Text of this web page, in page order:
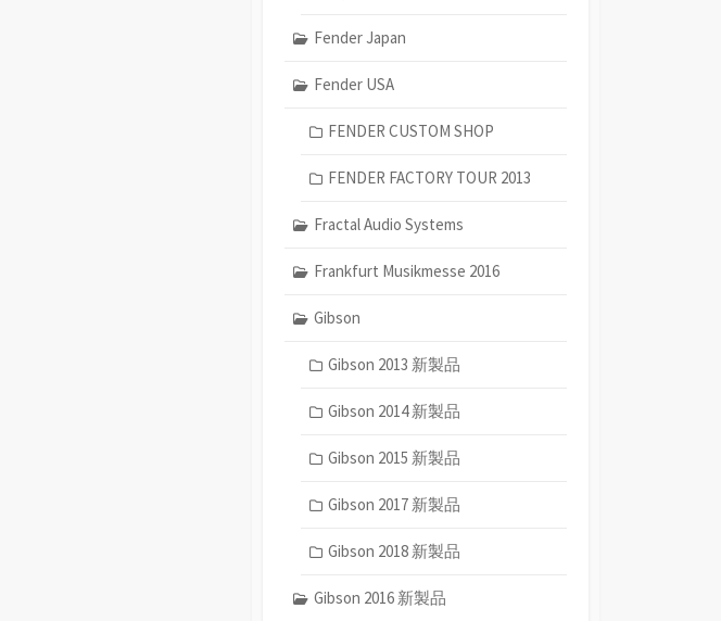
Fender Japan
Fender USA
FENDER CUSTOM SHOP
FENDER FACTORY TOUR 2013
Fractal Audio Systems
Frankfurt Musikmesse 2016
Gibson
Gibson 2013 新製品
Gibson 2014 新製品
Gibson 2015 新製品
Gibson 2017 新製品
Gibson 2018 新製品
Gibson 2016 新製品